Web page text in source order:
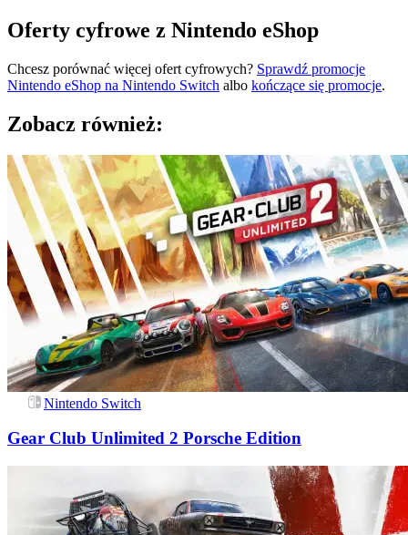
Oferty cyfrowe z Nintendo eShop
Chcesz porównać więcej ofert cyfrowych? Sprawdź promocje
Nintendo eShop na Nintendo Switch albo kończące się promocje.
Zobacz również:
Nintendo Switch
Gear Club Unlimited 2 Porsche Edition